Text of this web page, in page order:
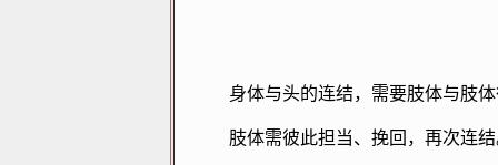
身体与头的连结，需要肢体与肢
肢体需彼此担当、挽回，再次连